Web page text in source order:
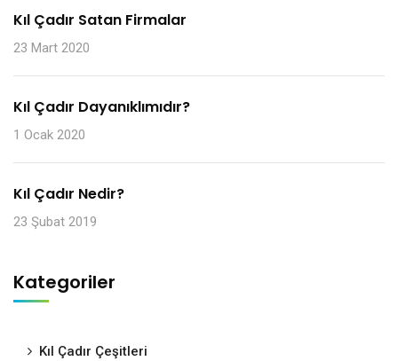
Kıl Çadır Satan Firmalar
23 Mart 2020
Kıl Çadır Dayanıklımıdır?
1 Ocak 2020
Kıl Çadır Nedir?
23 Şubat 2019
Kategoriler
Kıl Çadır Çeşitleri